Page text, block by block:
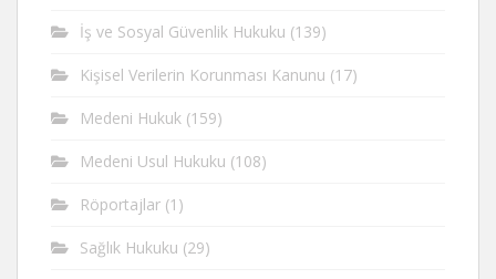
İş ve Sosyal Güvenlik Hukuku (139)
Kişisel Verilerin Korunması Kanunu (17)
Medeni Hukuk (159)
Medeni Usul Hukuku (108)
Röportajlar (1)
Sağlık Hukuku (29)